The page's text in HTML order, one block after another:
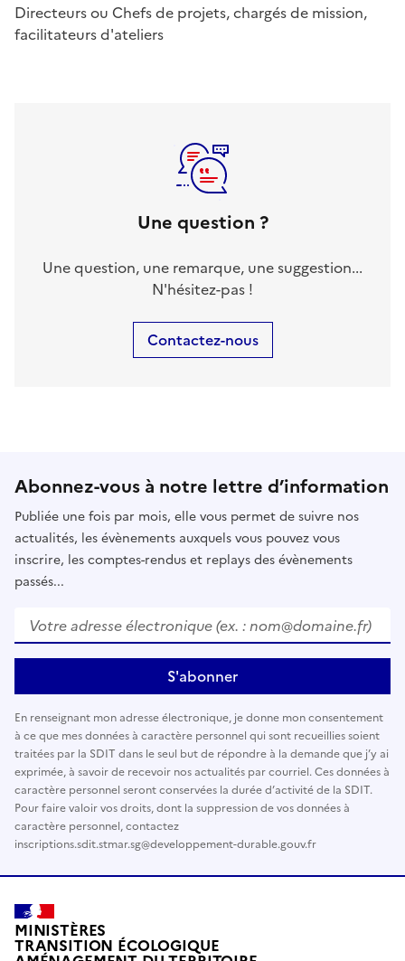
Directeurs ou Chefs de projets, chargés de mission,
facilitateurs d'ateliers
Une question ?
Une question, une remarque, une suggestion...
N'hésitez-pas !
Contactez-nous
Abonnez-vous à notre lettre d’information
Publiée une fois par mois, elle vous permet de suivre nos
actualités, les évènements auxquels vous pouvez vous
inscrire, les comptes-rendus et replays des évènements
passés...
Votre adresse électronique (ex. : nom@domaine.fr)*
S'abonner
En renseignant mon adresse électronique, je donne mon consentement
à ce que mes données à caractère personnel qui sont recueillies soient
traitées par la SDIT dans le seul but de répondre à la demande que j’y ai
exprimée, à savoir de recevoir nos actualités par courriel. Ces données à
caractère personnel seront conservées la durée d’activité de la SDIT.
Pour faire valoir vos droits, dont la suppression de vos données à
caractère personnel, contactez
inscriptions.sdit.stmar.sg@developpement-durable.gouv.fr
MINISTÈRES
TRANSITION ÉCOLOGIQUE